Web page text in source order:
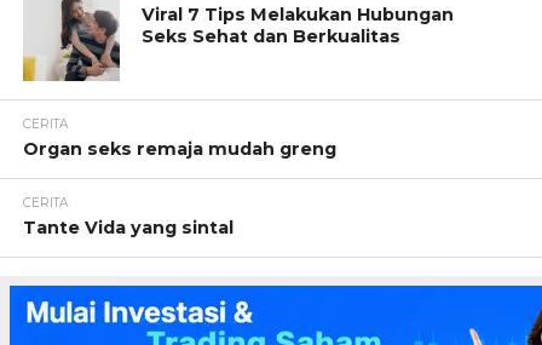
Viral 7 Tips Melakukan Hubungan
Seks Sehat dan Berkualitas
CERITA
Organ seks remaja mudah greng
CERITA
Tante Vida yang sintal